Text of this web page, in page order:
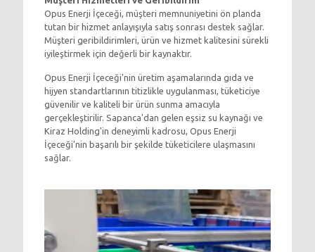
Opus Enerji İçeceği, müşteri memnuniyetini ön planda
tutan bir hizmet anlayışıyla satış sonrası destek sağlar.
Müşteri geribildirimleri, ürün ve hizmet kalitesini sürekli
iyileştirmek için değerli bir kaynaktır.
Opus Enerji İçeceği'nin üretim aşamalarında gıda ve
hijyen standartlarının titizlikle uygulanması, tüketiciye
güvenilir ve kaliteli bir ürün sunma amacıyla
gerçekleştirilir. Sapanca'dan gelen eşsiz su kaynağı ve
Kiraz Holding'in deneyimli kadrosu, Opus Enerji
İçeceği'nin başarılı bir şekilde tüketicilere ulaşmasını
sağlar.